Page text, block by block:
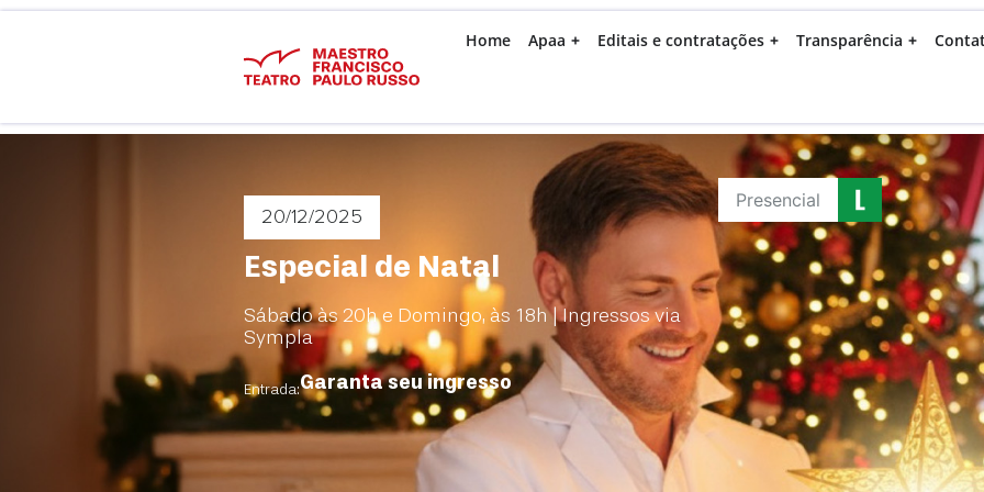
Home Apaa Editais e contratações Transparência
20/12/2025
Especial de Natal
Sábado às 20h e Domingo, às 18h | Ingressos via
Sympla
Entrada:Garanta seu ingresso
Presencial